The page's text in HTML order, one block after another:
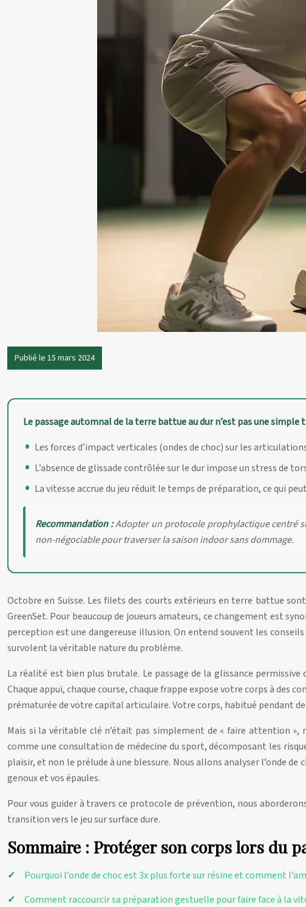
Publié le 15 mars 2024
Le passage automnal de la terre battue au dur n’est pas une
Les forces d’impact verticales (ondes de choc) sur les
L’absence de glissade contrôlée sur le dur impose un stress de
La vitesse accrue du jeu réduit le temps de préparation, ce qui
Recommandation :Adopter un protocole prophylactique centré
non-négociable pour traverser la saison indoor sans dommage.
Octobre en Suisse. Les filets des courts extérieurs en terre battue
GreenSet. Pour beaucoup de joueurs amateurs, ce changement est
perception est une dangereuse illusion. On entend souvent les
survolent la véritable nature du problème.
La réalité est bien plus brutale. Le passage de la glissance
Chaque appui, chaque course, chaque frappe expose votre corps à des
prématurée de votre capital articulaire. Votre corps, habitué pendant
Mais si la véritable clé n’était pas simplement de « faire attention »,
comme une consultation de médecine du sport, décomposant les
plaisir, et non le prélude à une blessure. Nous allons analyser l’onde
genoux et vos épaules.
Pour vous guider à travers ce protocole de prévention, nous
transition vers le jeu sur surface dure.
Sommaire : Protéger son corps lors du
Pourquoi l’onde de choc est 3x plus forte sur résine et comment
Comment raccourcir sa préparation gestuelle pour faire face à la